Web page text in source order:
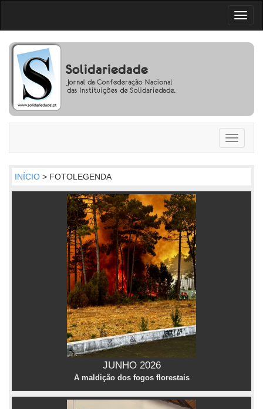
Toggle
INÍCIO > FOTOLEGENDA
JUNHO 2026
A maldição dos fogos florestais